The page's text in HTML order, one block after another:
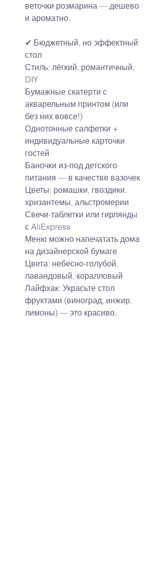
веточки розмарина — дешево
и ароматно.
✔ Бюджетный, но эффектный
стол
Стиль: лёгкий, романтичный,
DIY
Бумажные скатерти с
акварельным принтом (или
без них вовсе!)
Однотонные салфетки +
индивидуальные карточки
гостей
Баночки из-под детского
питания — в качестве вазочек
Цветы: ромашки, гвоздики,
хризантемы, альстромерии
Свечи-таблетки или гирлянды
с AliExpress
Меню можно напечатать дома
на дизайнерской бумаге
Цвета: небесно-голубой,
лавандовый, коралловый
Лайфхак: Украсьте стол
фруктами (виноград, инжир,
лимоны) — это красиво,